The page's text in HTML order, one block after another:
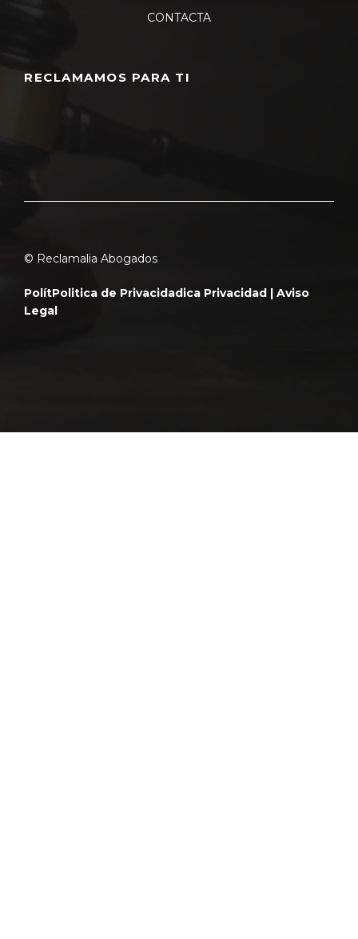
CONTACTA
RECLAMAMOS PARA TI
© Reclamalia Abogados
PolítPolitica de Privacidad ica Privacidad | Aviso
Legal